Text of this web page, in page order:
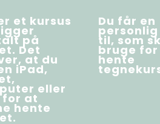
et kursus
på
Det
at du
iPad,
eller
for at
hente
Du får en
til, som
bruge
hente